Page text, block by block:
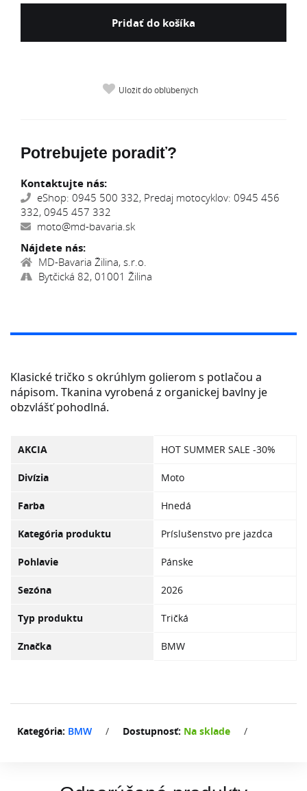
Pridať do košíka
Uložiť do obľúbených
Potrebujete poradiť?
Kontaktujte nás:
eShop: 0945 500 332, Predaj motocyklov: 0945 456
332, 0945 457 332
moto@md-bavaria.sk
Nájdete nás:
MD-Bavaria Žilina, s.r.o.
Bytčická 82, 01001 Žilina
Klasické tričko s okrúhlym golierom s potlačou a
nápisom. Tkanina vyrobená z organickej bavlny je
obzvlášť pohodlná.
AKCIA HOT SUMMER SALE -30%
Divízia Moto
Farba Hnedá
Kategória produktu Príslušenstvo pre jazdca
Pohlavie Pánske
Sezóna 2026
Typ produktu Tričká
Značka BMW
Kategória: BMW / Dostupnosť: Na sklade /